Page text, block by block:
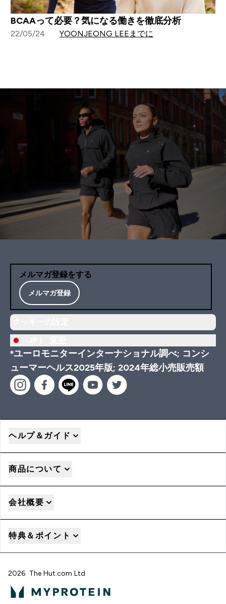
BCAAって必要？気になる働きを徹底分析
22/05/24 YOONJEONG LEEまでに
メルマガ登録をする
メルマガ登録
*ユーロモニターインターナショナル調べ; コンシ
ューマーヘルス2025年版; 2024年総小売販売額
ヘルプ＆ガイド
商品について
会社概要
特典＆ポイント
2026 The Hut.com Ltd